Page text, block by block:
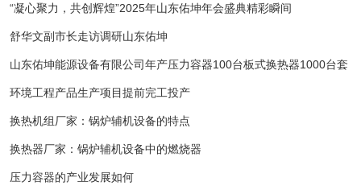
“凝心聚力，共创辉煌”2025年山东佑坤年会盛典精彩瞬间
舒华文副市长走访调研山东佑坤
山东佑坤能源设备有限公司年产压力容器100台板式换热器1000台套
环境工程产品生产项目提前完工投产
换热机组厂家：锅炉辅机设备的特点
换热器厂家：锅炉辅机设备中的燃烧器
压力容器的产业发展如何